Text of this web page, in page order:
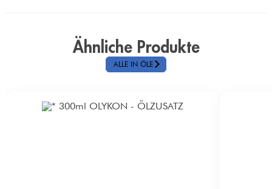
Ähnliche Produkte
ALLE IN ÖLE